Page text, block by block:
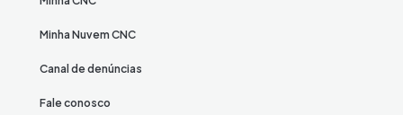
Minha Nuvem CNC
Canal de denúncias
Fale conosco